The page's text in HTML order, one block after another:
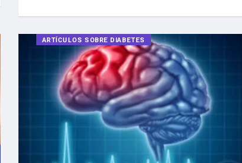
ARTÍCULOS SOBRE DIABETES